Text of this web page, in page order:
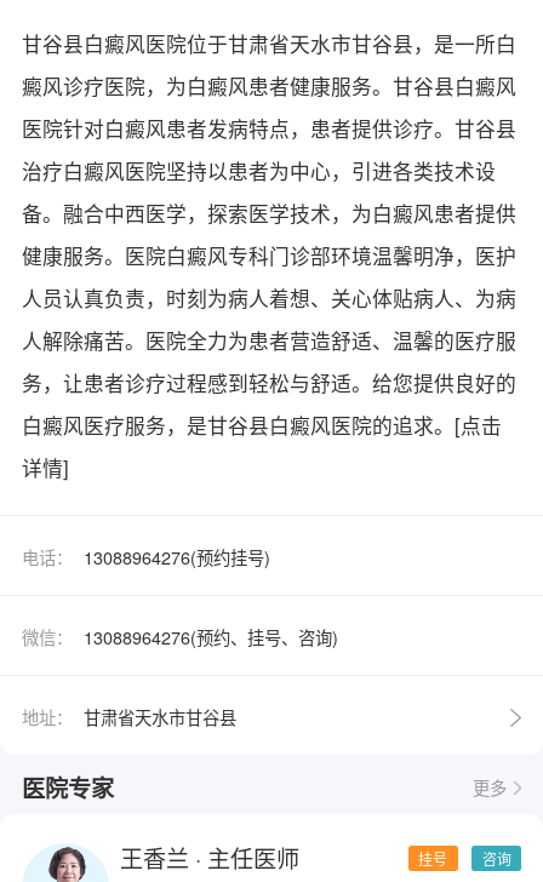
甘谷县白癜风医院位于甘肃省天水市甘谷县，是一所白
癜风诊疗医院，为白癜风患者健康服务。甘谷县白癜风
医院针对白癜风患者发病特点，患者提供诊疗。甘谷县
治疗白癜风医院坚持以患者为中心，引进各类技术设
备。融合中西医学，探索医学技术，为白癜风患者提供
健康服务。医院白癜风专科门诊部环境温馨明净，医护
人员认真负责，时刻为病人着想、关心体贴病人、为病
人解除痛苦。医院全力为患者营造舒适、温馨的医疗服
务，让患者诊疗过程感到轻松与舒适。给您提供良好的
白癜风医疗服务，是甘谷县白癜风医院的追求。 [点击
详情]
电话： 13088964276(预约挂号)
微信： 13088964276(预约、挂号、咨询)
地址： 甘肃省天水市甘谷县
医院专家 更多
咨询
挂号
王香兰 · 主任医师